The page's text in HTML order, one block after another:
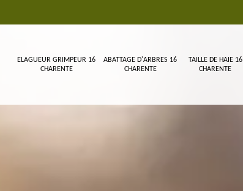
ELAGUEUR GRIMPEUR 16
CHARENTE
ABATTAGE D'ARBRES 16
CHARENTE
TAILLE DE HAIE 16
CHARENTE